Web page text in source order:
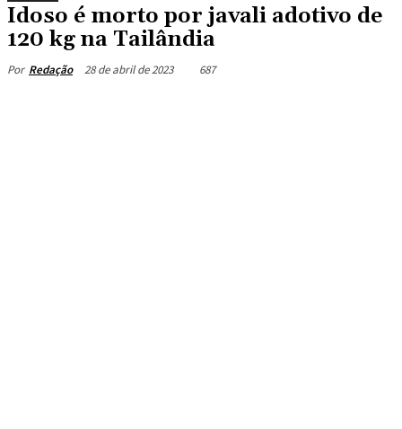
Idoso é morto por javali adotivo de
120 kg na Tailândia
Por Redação 28 de abril de 2023 687